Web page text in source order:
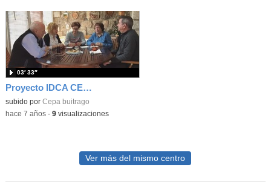
Proyecto IDCA CEPA Buitrago
subido por Cepa buitrago
03′ 33″
-hace 7 años- 9visualizaciones
Ver más del mismo centro